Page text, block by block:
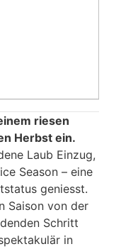
riesen
Herbst ein.
Laub Einzug,
Season – eine
geniesst.
Saison von der
Schritt
in